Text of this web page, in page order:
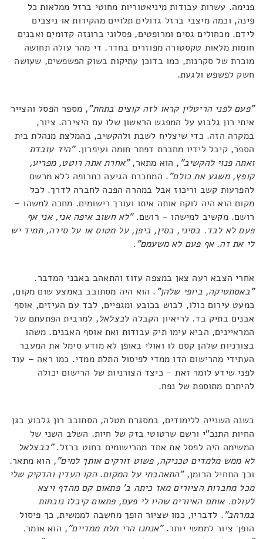
פנימה. עשרות עבודות מיניאטוריות מחוטי ברזל ממלאות כל
פינה, וכמה מיצבי ברזל גדולים תלויים מהקירות או ניצבים
לידם. מכחולים גסים ומרופטים, פסלוני ברונזה קדומים ואבנים
חומות מלאות טקסטורה מפוזרים בחדר. די מהר עולה תחושה
מוכרת של סקרנות, כמו בדוכן עתיקות בשוק הפשפשים, שעושה
חשק לפשפש ולגעת.
"פעם לפני הריטלין קראו לזה קוצים בתחת", מספר הפסל והצייר
איתי רון גלבוע על המפגש הראשון שלו עם היצירה. ציור,
במקרה הזה. כדי שיצליח לשבת ולהקשיב, בהמלצת מנהלת בית
הספר, קיבל לידיו מחברת דפתר חומה ועיפרון."היד עובדת
ואתה פנוי להקשיב", הוא מתאר,"אחרת אתה רוטט, מפריע,
קופץ, משגע את כולם". המחברת הגיעה כתרופה ללא מרשם
להפרעות קשב וריכוז אבל במהרה הפכה לחברה לדרך. לכל
מקום הוא היה לוקח אותה איתו ועורך רישומים. מחכה למשהו –
רושם. מקשיב למישהו – רושם."לא חשוב איפה אני, אני אף
פעם לא לבד. בסיני, בסין, ביפן, על מטוס או על סירה, תמיד יש
לי את זה. אף פעם לא משעמם".
אחרי הצבא רעה צאן במצפה עזוז והתאהב באבני המדבר.
"באסתטיקה, ביופי שלהן". הוא היה מסתובב באמצע שום מקום,
כמעט עירום כולו, לבוש בכובע ומגפיים, לבד עם העיזים, אוסף
אבנים בתיק בד. לריאיון הקבלה לבצלאל, למרבית הפתעתם של
המראיינים, הביא עימו תיק עבודות ואת אוסף האבנים. משהו
בצורניות שלהן קסם לו ואולי באופן לא מודע סימל את המעבר
העתידי מהרישום הדו ממדי לפיסול התלת ממדי. כמו ראה – עוד
לפני שידע לומר זאת – כיצד הצורניות של הרישום יכולה
להיתרם מתוספת של נפח.
בשנה השנייה ללימודים, במסגרת מטלה, הסתובב רון גלבוע בגן
החיות התנכ"י ורשם שרטוטי בזק של חיות. השלב השני של
המשימה היה לפסל את אחד מהרישומים בחוט ברזל."בבצלאל
לא ממש מלמדים טכניקה, פשוט זורקים אותך למים", הוא מתאר.
וכך התחיל הרומן,"התאהבתי על המקום.הקו העדין והדקיק שלי
מכל מחברות הציורים מאז כיתה ב' פתאום קם מהדף ויצא
לעולם. אותם האיורים שהיו לי פעם, פתאום קיבלו נוכחות
במרחב". לדבריו, כמו שציור הופך מחשבה לממשית, כך פיסול
הופך ציור לממשי יותר."אנחנו הרי תלת ממדיים", הוא אומר.